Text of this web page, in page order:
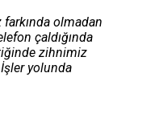
olmadan
çaldığında
zihnimiz
yolunda